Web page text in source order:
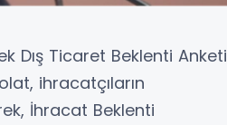
Dış Ticaret Beklenti Anketi
ihracatçıların
İhracat Beklenti